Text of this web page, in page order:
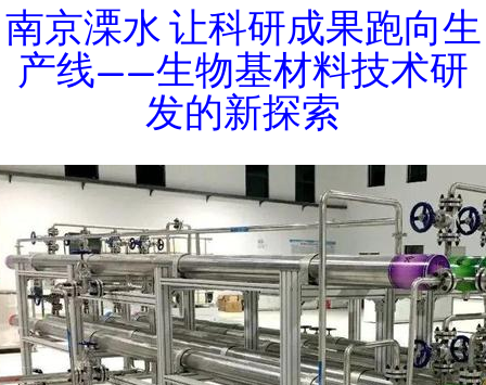
南京溧水 让科研成果跑向生
产线——生物基材料技术研
发的新探索